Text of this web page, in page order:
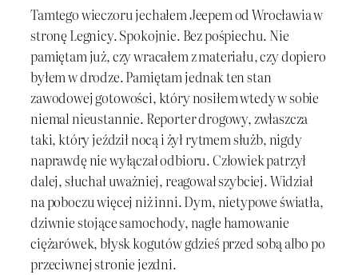
Tamtego wieczoru jechałem Jeepem od Wrocławia w
stronę Legnicy. Spokojnie. Bez pośpiechu. Nie
pamiętam już, czy wracałem z materiału, czy dopiero
byłem w drodze. Pamiętam jednak ten stan
zawodowej gotowości, który nosiłem wtedy w sobie
niemal nieustannie. Reporter drogowy, zwłaszcza
taki, który jeździł nocą i żył rytmem służb, nigdy
naprawdę nie wyłączał odbioru. Człowiek patrzył
dalej, słuchał uważniej, reagował szybciej. Widział
na poboczu więcej niż inni. Dym, nietypowe światła,
dziwnie stojące samochody, nagłe hamowanie
ciężarówek, błysk kogutów gdzieś przed sobą albo po
przeciwnej stronie jezdni.